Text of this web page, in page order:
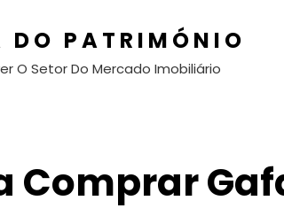
DO PATRIMÓNIO
O Setor Do Mercado Imobiliário
Comprar